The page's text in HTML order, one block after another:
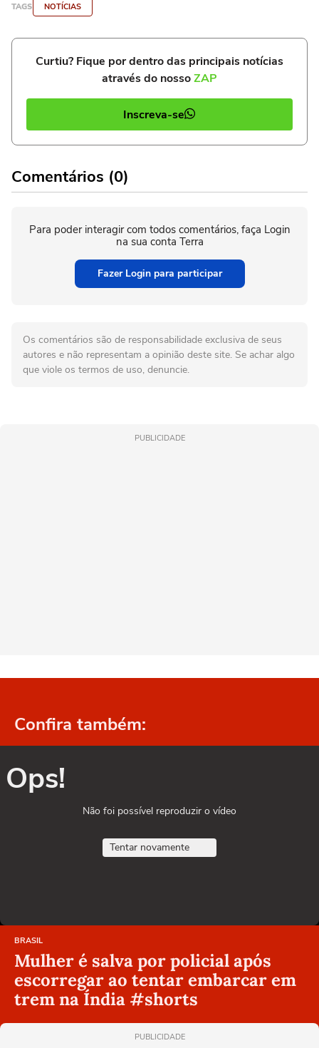
TAGS NOTÍCIAS
Curtiu? Fique por dentro das principais notícias
através do nossoZAP
Inscreva-se
Comentários (0)
Para poder interagir com todos comentários, faça Login
na sua conta Terra
Fazer Login para participar
Os comentários são de responsabilidade exclusiva de seus
autores e não representam a opinião deste site. Se achar algo
que viole os termos de uso, denuncie.
PUBLICIDADE
Confira também:
Ops!
Não foi possível reproduzir o vídeo
Tentar novamente
BRASIL
Mulher é salva por policial após
escorregar ao tentar embarcar em
trem na Índia #shorts
PUBLICIDADE